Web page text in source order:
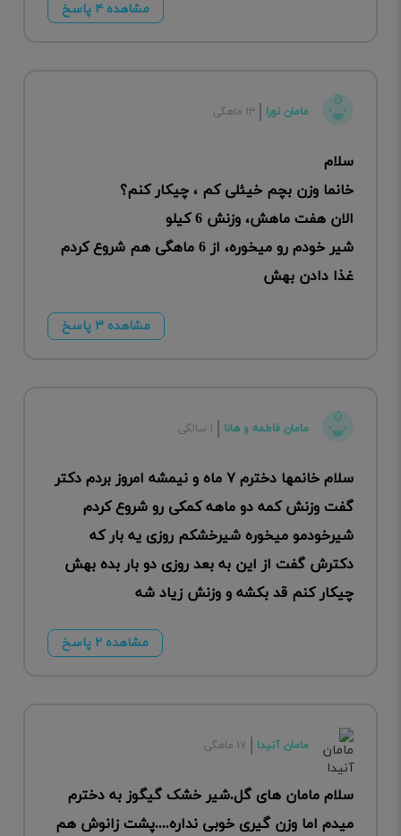
مشاهده ۴ پاسخ
مامان نورا ۱۳ ماهگی
سلام
خانما وزن بچم خیئلی کم ، چیکار کنم؟
الان هفت ماهش، وزنش 6 کیلو
شیر خودم رو میخوره، از 6 ماهگی هم شروع کردم
غذا دادن بهش
مشاهده ۳ پاسخ
مامان فاطمه و هانا ۱ سالگی
سلام خانمها دخترم ۷ ماه و نیمشه امروز بردم دکتر
گفت وزنش کمه دو ماهه کمکی رو شروع کردم
شیرخودمو میخوره شیرخشکم روزی یه بار که
دکترش گفت از این به بعد روزی دو بار بده بهش
چیکار کنم قد بکشه و وزنش زیاد شه
مشاهده ۲ پاسخ
مامان آنیدا ۱۷ ماهگی
سلام مامان های گل.شیر خشک گیگوز به دخترم
میدم اما وزن گیری خوبی نداره....پشت زانوش هم